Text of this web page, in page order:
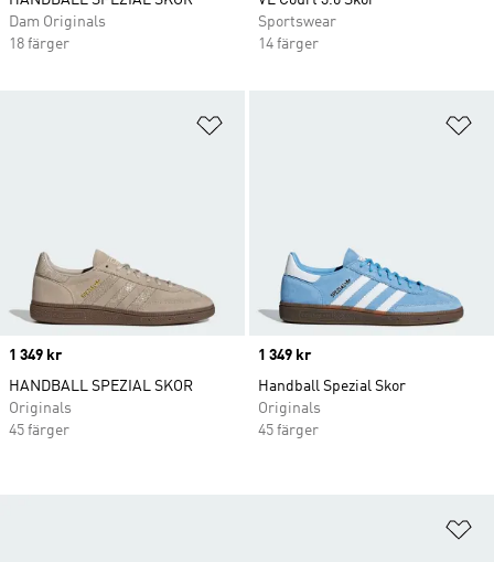
Dam Originals
18 färger
Sportswear
14 färger
Price
1 349 kr
HANDBALL SPEZIAL SKOR
Originals
45 färger
Price
1 349 kr
Handball Spezial Skor
Originals
45 färger